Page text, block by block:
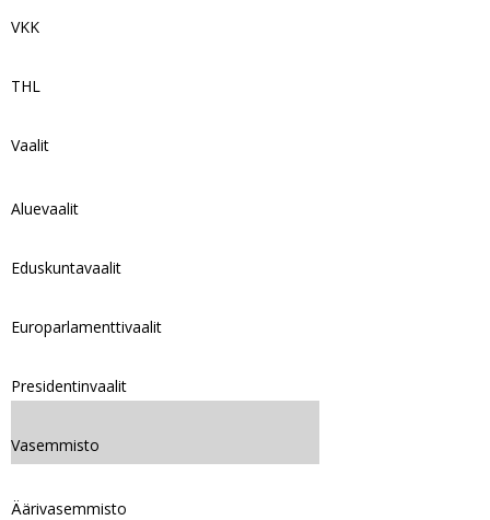
VKK
THL
Vaalit
Aluevaalit
Eduskuntavaalit
Europarlamenttivaalit
Presidentinvaalit
Vasemmisto
Äärivasemmisto